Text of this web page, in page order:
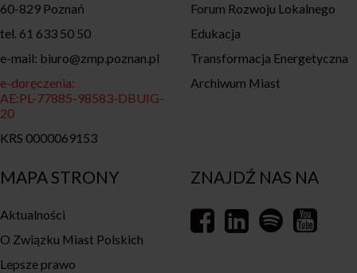
MAPA STRONY
Aktualności
O Związku Miast Polskich
Lepsze prawo
60-829 Poznań
tel. 61 633 50 50
e-mail: biuro@zmp.poznan.pl
e-doręczenia:
AE:PL-77885-98583-DBUIG-
20
KRS 0000069153
Forum Rozwoju Lokalnego
Edukacja
Transformacja Energetyczna
Archiwum Miast
ZNAJDŹ NAS NA